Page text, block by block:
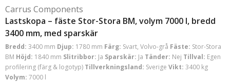
Carrus Components
Lastskopa – fäste Stor-Stora BM, volym 7000 l, bredd
3400 mm, med sparskär
Bredd: 3400 mm Djup: 1780 mm Färg: Svart, Volvo-grå Fäste: Stor-Stora
BM Höjd: 1840 mm Slitribbor: Ja Sparskär: Ja Tänder: Nej Tillval: Egen
profilering (färg & logotyp) Tillverkningsland: Sverige Vikt: 3400 kg
Volym: 7000 l